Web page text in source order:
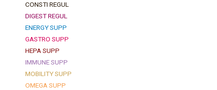
CONSTI REGUL
DIGEST REGUL
ENERGY SUPP
GASTRO SUPP
HEPA SUPP
IMMUNE SUPP
MOBILITY SUPP
OMEGA SUPP